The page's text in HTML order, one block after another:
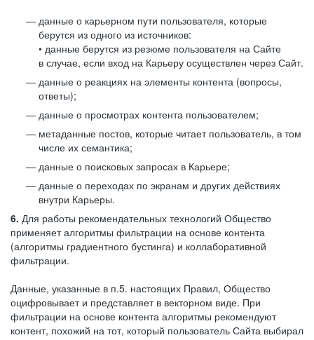
данные о карьерном пути пользователя, которые
берутся из одного из источников:
• данные берутся из резюме пользователя на Сайте
в случае, если вход на Карьеру осуществлен через Сайт.
данные о реакциях на элементы контента (вопросы,
ответы);
данные о просмотрах контента пользователем;
метаданные постов, которые читает пользователь, в том
числе их семантика;
данные о поисковых запросах в Карьере;
данные о переходах по экранам и других действиях
внутри Карьеры.
6. Для работы рекомендательных технологий Общество
применяет алгоритмы фильтрации на основе контента
(алгоритмы градиентного бустинга) и коллаборативной
фильтрации.
Данные, указанные в п.5. настоящих Правил, Общество
оцифровывает и представляет в векторном виде. При
фильтрации на основе контента алгоритмы рекомендуют
контент, похожий на тот, который пользователь Сайта выбирал